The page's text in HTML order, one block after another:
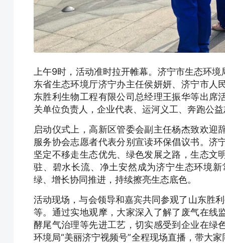
上午9时，活动准时拉开帷幕。济宁市生态环
东省生态环境厅济宁办主任侯妍妍、济宁市人
东胜利生物工程有限公司总经理王振华等出席
关单位负责人，企业代表、运河义工、奔跑公
启动仪式上，高新区管委会副主任杨杰致欢
服务协会志愿者代表分别宣读环保倡议书。济
坚定不移走生态优先、绿色发展之路，生态文
驻、碧水长流、净土安然成为济宁生态环境
绿、增长协同推进，持续擦亮生态底色。
活动现场，与会领导和嘉宾共同参观了山东胜
等。通过实地观摩，大家深入了解了废气在线
酵尾气治理等先进工艺，切实感受到企业在绿
环境局“美丽济宁视频号”全程现场直播，带大